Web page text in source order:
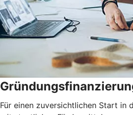
Für einen zuversichtlichen Start